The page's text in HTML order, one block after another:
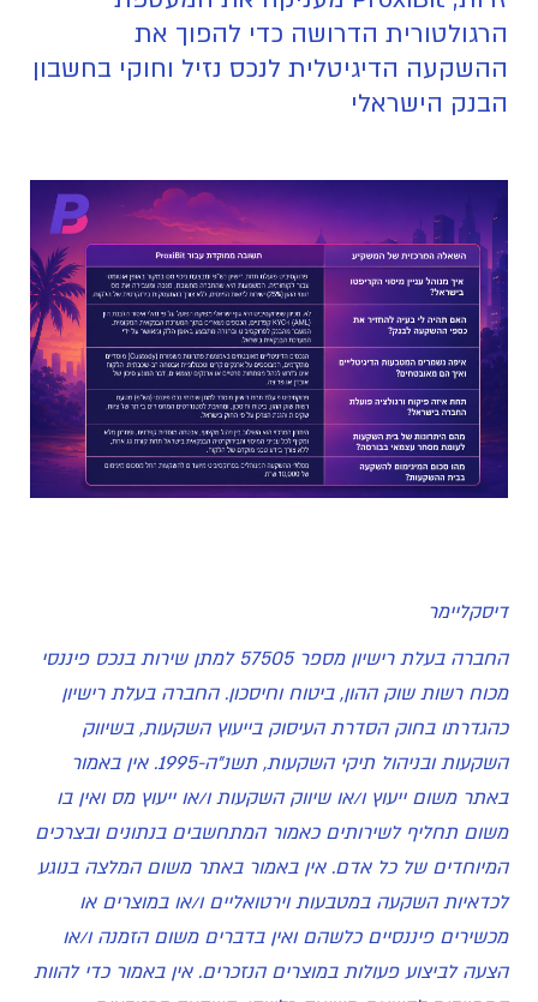
הרגולטורית הדרושה כדי להפוך את
ההשקעה הדיגיטלית לנכס נזיל וחוקי בחשבון
הבנק הישראלי
דיסקליימר
החברה בעלת רישיון מספר 57505 למתן שירות בנכס פיננסי
מכוח רשות שוק ההון, ביטוח וחיסכון. החברה בעלת רישיון
כהגדרתו בחוק הסדרת העיסוק בייעוץ השקעות, בשיווק
השקעות ובניהול תיקי השקעות, תשנ"ה-1995. אין באמור
באתר משום ייעוץ ו/או שיווק השקעות ו/או ייעוץ מס ואין בו
משום תחליף לשירותים כאמור המתחשבים בנתונים ובצרכים
המיוחדים של כל אדם. אין באמור באתר משום המלצה בנוגע
לכדאיות השקעה במטבעות וירטואליים ו/או במוצרים או
מכשירים פיננסיים כלשהם ואין בדברים משום הזמנה ו/או
הצעה לביצוע פעולות במוצרים הנזכרים. אין באמור כדי להוות